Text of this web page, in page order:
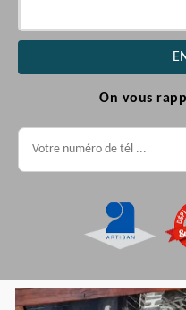
On vous